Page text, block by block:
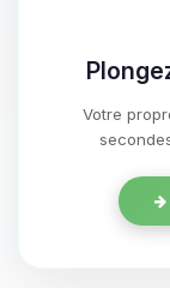
Votre